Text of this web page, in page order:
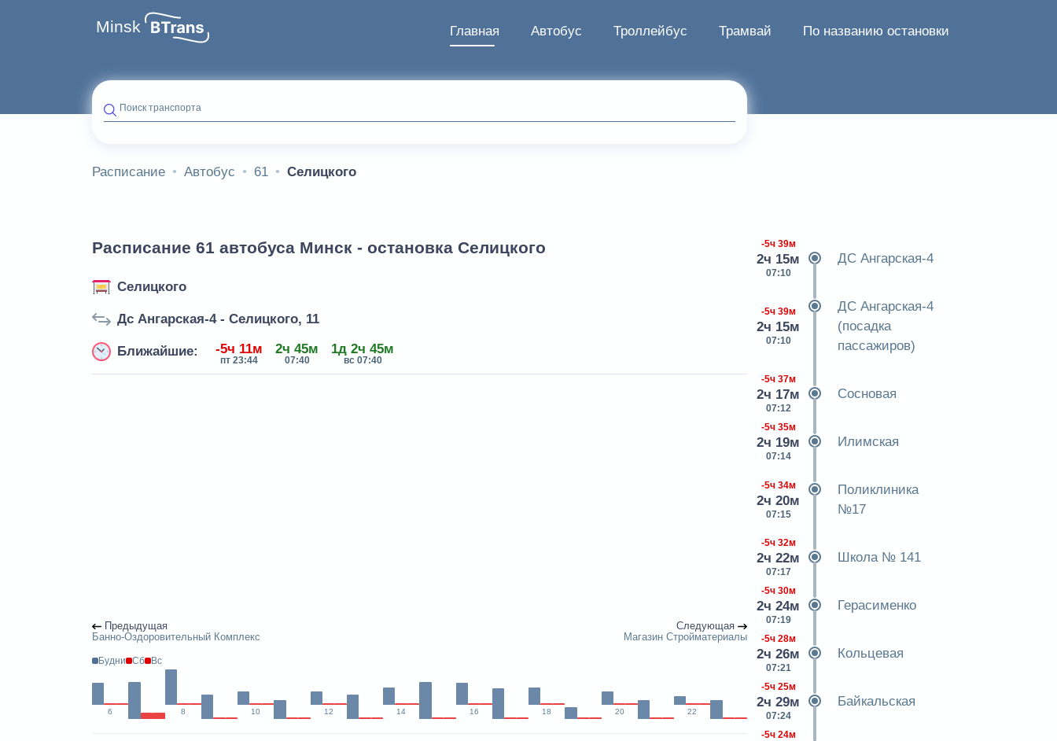
Minsk Главная Автобус Троллейбус Трамвай По названию остановки
Поиск транспорта
Расписание Автобус 61 Селицкого
Расписание 61 автобуса Минск - остановка Селицкого
Селицкого
Дс Ангарская-4 - Селицкого, 11
Ближайшие: -5ч 11м
пт 23:44
2ч 45м
07:40
1д 2ч 45м
вс 07:40
Предыдущая
Банно-Оздоровительный Комплекс
Следующая
Магазин Стройматериалы
Будни Сб Вс
6 8 10 12 14 16 18 20 22
-5ч 39м
2ч 15м
07:10
ДС Ангарская-4
-5ч 39м
2ч 15м
07:10
ДС Ангарская-4
(посадка
пассажиров)
-5ч 37м
2ч 17м
07:12
Сосновая
-5ч 35м
2ч 19м
07:14
Илимская
-5ч 34м
2ч 20м
07:15
Поликлиника
№17
-5ч 32м
2ч 22м
07:17
Школа № 141
-5ч 30м
2ч 24м
07:19
Герасименко
-5ч 28м
2ч 26м
07:21
Кольцевая
-5ч 25м
2ч 29м
07:24
Байкальская
-5ч 24м